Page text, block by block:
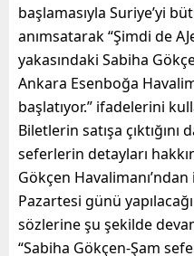
başlamasıyla Suriye’yi
anımsatarak “Şimdi de
yakasındaki Sabiha
Ankara Esenboğa
başlatıyor.” ifadelerini
Biletlerin satışa
seferlerin detayları
Gökçen
Pazartesi günü
sözlerine şu şekilde
“Sabiha Gökçen-Şam